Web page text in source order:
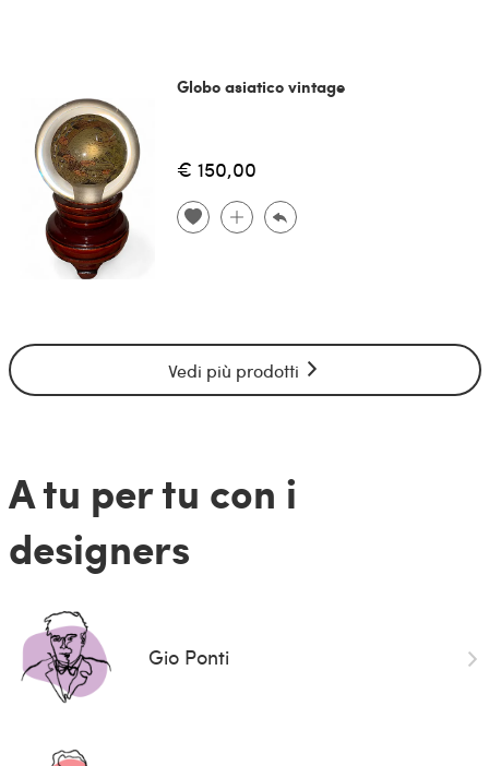
Globo asiatico vintage
€ 150,00
Vedi più prodotti
A tu per tu con i
designers
Gio Ponti